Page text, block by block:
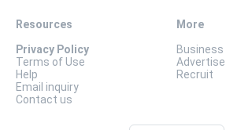
Resources
Privacy Policy
Terms of Use
Help
Email inquiry
Contact us
More
Business
Advertise
Recruit